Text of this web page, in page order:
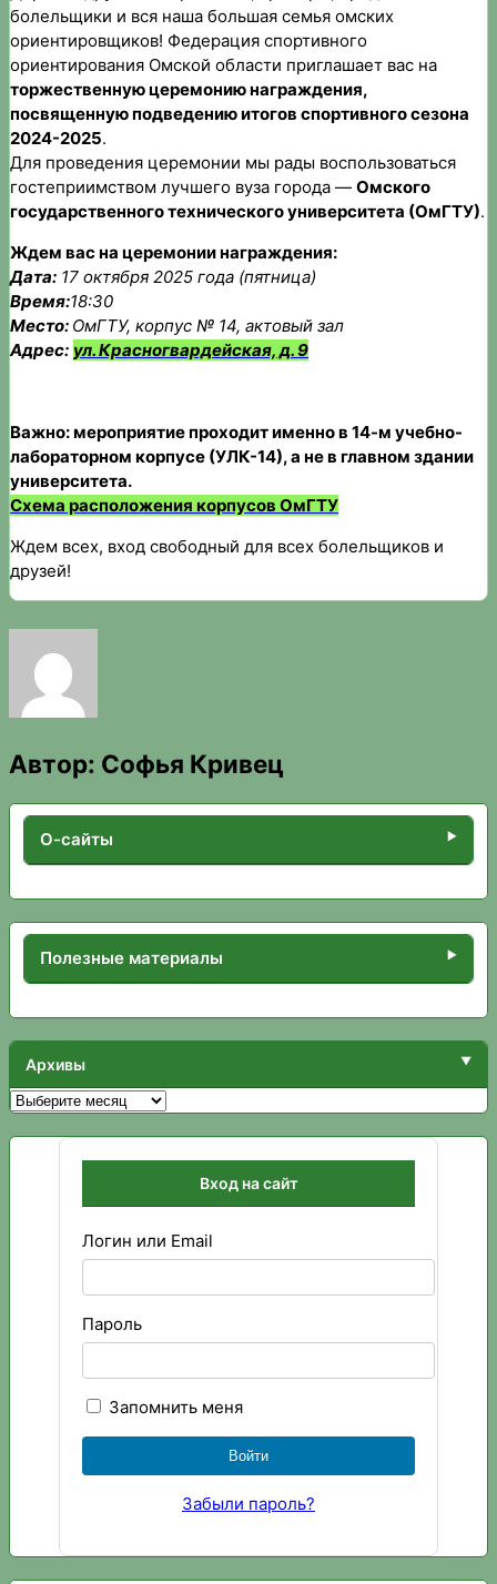
болельщики и вся наша большая семья омских
ориентировщиков! Федерация спортивного
ориентирования Омской области приглашает вас на
торжественную церемонию награждения,
посвященную подведению итогов спортивного сезона
2024-2025.
Для проведения церемонии мы рады воспользоваться
гостеприимством лучшего вуза города — Омского
государственного технического университета (ОмГТУ).
Ждем вас на церемонии награждения:
Дата: 17 октября 2025 года (пятница)
Время:18:30
Место: ОмГТУ, корпус № 14, актовый зал
Адрес: ул. Красногвардейская, д. 9
Важно: мероприятие проходит именно в 14-м учебно-
лабораторном корпусе (УЛК-14), а не в главном здании
университета.
Схема расположения корпусов ОмГТУ
Ждем всех, вход свободный для всех болельщиков и
друзей!
Автор: Софья Кривец
О-сайты
Полезные материалы
Архивы
Архивы
Вход на сайт
Логин или Email
Пароль
Запомнить меня
Забыли пароль?